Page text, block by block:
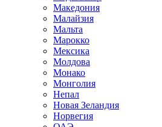
Македония
Малайзия
Мальта
Марокко
Мексика
Молдова
Монако
Монголия
Непал
Новая Зеландия
Норвегия